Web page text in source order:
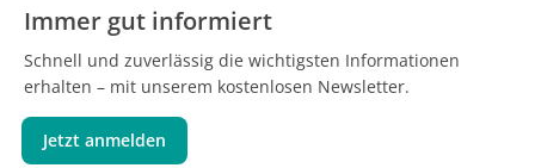
Immer gut informiert
Schnell und zuverlässig die wichtigsten Informationen
erhalten – mit unserem kostenlosen Newsletter.
Jetzt anmelden